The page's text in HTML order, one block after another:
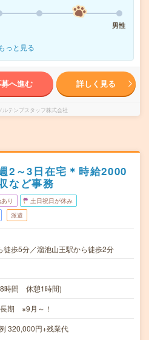
男性
もっと見る
へ進む 詳しく見る
ルテンプスタッフ株式会社
2～3日在宅＊時給2000
など事務
り 土日祝日が休み
派遣
徒歩5分／溜池山王駅から徒歩2分
時間 休憩1時間)
期 ※9月～！
320,000円+残業代